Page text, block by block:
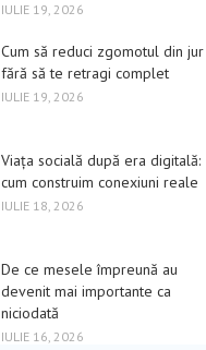
IULIE 19, 2026
Cum să reduci zgomotul din jur
fără să te retragi complet
IULIE 19, 2026
Viața socială după era digitală:
cum construim conexiuni reale
IULIE 18, 2026
De ce mesele împreună au
devenit mai importante ca
niciodată
IULIE 16, 2026